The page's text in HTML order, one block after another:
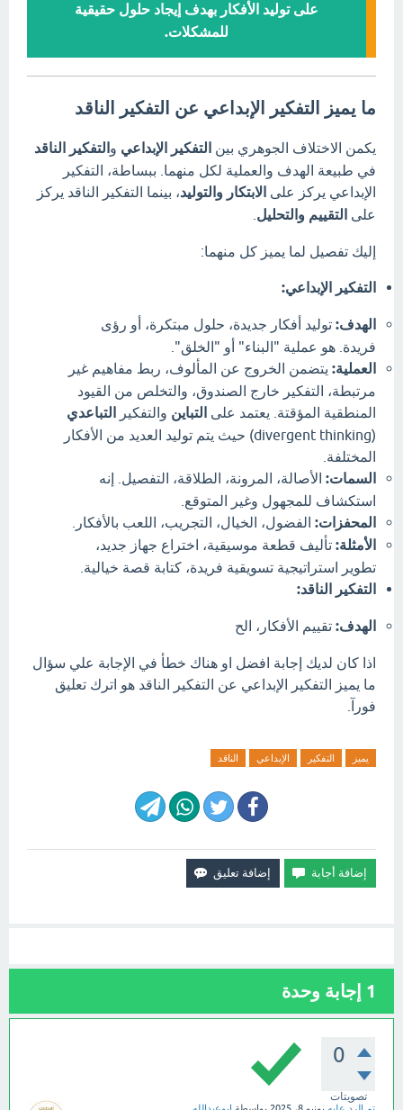
على توليد الأفكار بهدف إيجاد حلول حقيقية
للمشكلات.
ما يميز التفكير الإبداعي عن التفكير الناقد
يكمن الاختلاف الجوهري بين التفكير الإبداعي والتفكير الناقد
في طبيعة الهدف والعملية لكل منهما. ببساطة، التفكير
الإبداعي يركز على الابتكار والتوليد، بينما التفكير الناقد يركز
على التقييم والتحليل
إليك تفصيل لما يميز كل منهما:
التفكير الإبداعي:
الهدف: توليد أفكار جديدة، حلول مبتكرة، أو رؤى
فريدة. هو عملية "البناء" أو "الخلق".
العملية: يتضمن الخروج عن المألوف، ربط مفاهيم غير
مرتبطة، التفكير خارج الصندوق، والتخلص من القيود
المنطقية المؤقتة. يعتمد على التباين والتفكير التباعدي
(divergent thinking) حيث يتم توليد العديد من الأفكار
المختلفة.
السمات: الأصالة، المرونة، الطلاقة، التفصيل. إنه
استكشاف للمجهول وغير المتوقع.
المحفزات: الفضول، الخيال، التجريب، اللعب بالأفكار.
الأمثلة: تأليف قطعة موسيقية، اختراع جهاز جديد،
تطوير استراتيجية تسويقية فريدة، كتابة قصة خيالية.
التفكير الناقد:
الهدف: تقييم الأفكار، الح
اذا كان لديك إجابة افضل او هناك خطأ في الإجابة علي سؤال
ما يميز التفكير الإبداعي عن التفكير الناقد هو اترك تعليق
فورآ.
يميز التفكير الإبداعي الناقد
1 إجابة وحدة
0
تصويتات
تم الرد عليه يونيو 8، 2025 بواسطة ابوعبدالله